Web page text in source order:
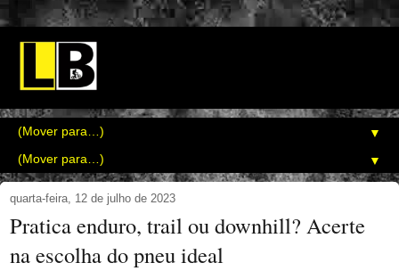
▼
▼
quarta-feira, 12 de julho de 2023
Pratica enduro, trail ou downhill? Acerte
na escolha do pneu ideal